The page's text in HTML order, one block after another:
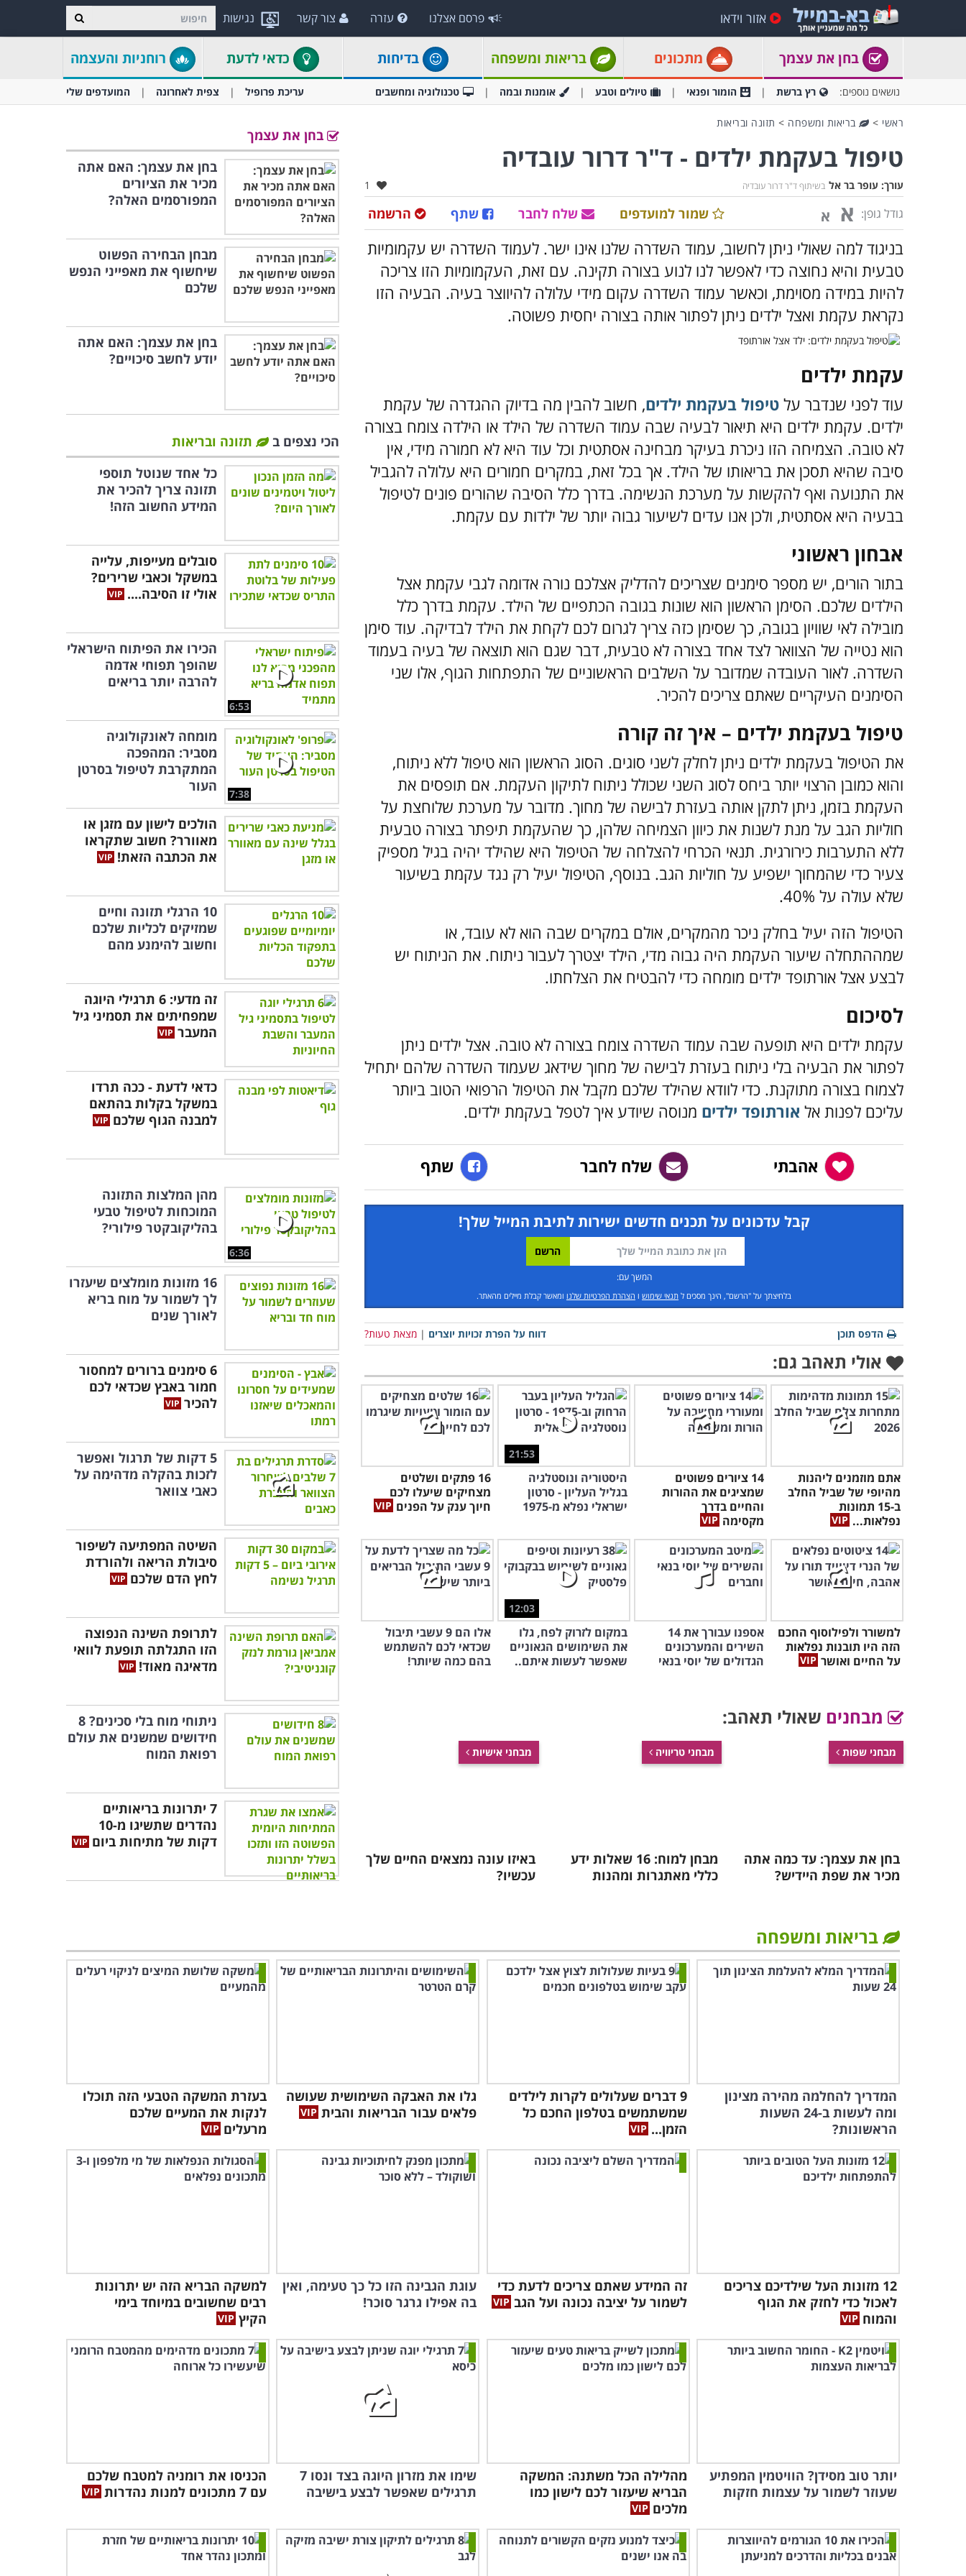
נגישות אזור וידאו פרסם אצלנו עזרה צור קשר
בחן את עצמך מתכונים בריאות ומשפחה בדיחות כדאי לדעת רוחניות והעצמה
נושאים נוספים: רץ ברשת הומור ופנאי טיולים וטבע אומנות ובמה טכנולוגיה ומחשבים עריכת פרופיל צפית לאחרונה המועדפים שלי
ראשי > בריאות ומשפחה > תזונה ובריאות
טיפול בעקמת ילדים - ד"ר דרור עובדיה
בשיתוף ד"ר דרור עובדיה עורך: עופר בר אל אהבו:1
גודל גופן: א א הרשמה שתף שלח לחבר שמור למועדפים
בניגוד למה שאולי ניתן לחשוב, עמוד השדרה שלנו אינו ישר. לעמוד השדרה יש עקמומיות
טבעית והיא נחוצה כדי לאפשר לנו לנוע בצורה תקינה. עם זאת, העקמומיות הזו צריכה
להיות במידה מסוימת, וכאשר עמוד השדרה עקום מידי עלולה להיווצר בעיה. הבעיה הזו
נקראת עקמת ואצל ילדים ניתן לפתור אותה בצורה יחסית פשוטה.
עקמת ילדים
עוד לפני שנדבר עלטיפול בעקמת ילדים, חשוב להבין מה בדיוק ההגדרה של עקמת
ילדים. עקמת ילדים היא תיאור לבעיה שבה עמוד השדרה של הילד או הילדה צומח בצורה
לא טובה. הצמיחה הזו ניכרת בעיקר מבחינה אסתטית וכל עוד היא לא חמורה מידי, אין
סיבה שהיא תסכן את בריאותו של הילד. אך בכל זאת, במקרים חמורים היא עלולה להגביל
את התנועה ואף להקשות על מערכת הנשימה. בדרך כלל הסיבה שהורים פונים לטיפול
בבעיה היא אסתטית, ולכן אנו עדים לשיעור גבוה יותר של ילדות עם עקמת.
אבחון ראשוני
בתור הורים, יש מספר סימנים שצריכים להדליק אצלכם נורה אדומה לגבי עקמת אצל
הילדים שלכם. הסימן הראשון הוא שונות בגובה הכתפיים של הילד. עקמת בדרך כלל
מובילה לאי שוויון בגובה, כך שסימן כזה צריך לגרום לכם לקחת את הילד לבדיקה. עוד סימן
הוא נטייה של הצוואר לצד אחד בצורה לא טבעית, דבר שגם הוא תוצאה של בעיה בעמוד
השדרה. לאור העובדה שמדובר על השלבים הראשוניים של התפתחות הגוף, אלו שני
הסימנים העיקריים שאתם צריכים להכיר.
טיפול בעקמת ילדים – איך זה קורה
את הטיפול בעקמת ילדים ניתן לחלק לשני סוגים. הסוג הראשון הוא טיפול ללא ניתוח,
והוא כמובן הרצוי יותר ביחס לסוג השני שכולל ניתוח לתיקון העקמת. אם תופסים את
העקמת בזמן, ניתן לתקן אותה בעזרת לבישה של מחוך. מדובר על מערכת שלוחצת על
חוליות הגב על מנת לשנות את כיוון הצמיחה שלהן, כך שהעקמת תיפתר בצורה טבעית
ללא התערבות כירורגית. תנאי הכרחי להצלחה של הטיפול היא שהילד יהיה בגיל מספיק
צעיר כדי שהמחוך ישפיע על חוליות הגב. בנוסף, הטיפול יעיל רק נגד עקמת בשיעור
שלא עולה על 40%.
הטיפול הזה יעיל בחלק ניכר מהמקרים, אולם במקרים שבה הוא לא עובד, או
שמההתחלה שיעור העקמת היה גבוה מדי, הילד יצטרך לעבור ניתוח. את הניתוח יש
לבצע אצל אורתופד ילדים מומחה כדי להבטיח את הצלחתו.
לסיכום
עקמת ילדים היא תופעה שבה עמוד השדרה צומח בצורה לא טובה. אצל ילדים ניתן
לפתור את הבעיה בלי ניתוח בעזרת לבישה של מחוך שידאג שעמוד השדרה שלהם יתחיל
לצמוח בצורה מתוקנת. כדי לוודא שהילד שלכם מקבל את הטיפול הרפואי הטוב ביותר
עליכם לפנות אל אורתופד ילדים מנוסה שיודע איך לטפל בעקמת ילדים.
אהבתי שלח לחבר שתף
קבל עדכונים על תכנים חדשים ישירות לתיבת המייל שלך!
המשך עם:
בלחיצתך על "הרשם", הינך מסכים ל תנאי שימוש ו הצהרת הפרטיות שלנו ומאשר קבלת מיילים מהאתר.
דווח על הפרת זכויות יוצרים | מצאת טעות? הדפס תוכן
אולי תאהב גם:
אתם מוזמנים ליהנות
מהיופי של שביל החלב
ב-15 תמונות
נפלאות...
14 ציורים פשוטים
שמציגים את ההורות
והחיים בדרך
מקסימה
21:53
היסטוריה ונוסטלגיה
בגליל העליון - סרטון
ישראלי נפלא מ-1975
16 פתקים ושלטים
מצחיקים שיעלו לכם
חיוך ענק על הפנים
למשורר ולפילוסוף החכם
הזה היו תובנות נפלאות
על החיים ואושר
אספנו עבורך את 14
השירים והמערכונים
הגדולים של יוסי בנאי
12:03
במקום לזרוק לפח, גלו
את השימושים הגאוניים
שאפשר לעשות איתם..
אלו הם 9 עשבי תיבול
שכדאי לכם להשתמש
בהם כמה שיותר!
מבחנים שאולי תאהב:
מבחני שפות
בחן את עצמך: עד כמה אתה
מכיר את שפת היידיש?
מבחני טריוויה
מבחן למוח: 16 שאלות ידע
כללי מאתגרות ומהנות
מבחני אישיות
באיזו עונה נמצאים החיים שלך
עכשיו?
בחן את עצמך
בחן את עצמך: האם אתה
מכיר את הציורים
המפורסמים האלה?
מבחן הבחירה הפשוט
שיחשוף את מאפייני הנפש
שלכם
בחן את עצמך: האם אתה
יודע לחשב סיכויים?
הכי נצפים ב
תזונה ובריאות
כל אחד שנוטל תוספי
תזונה צריך להכיר את
המידע החשוב הזה!
סובלים מעייפות, עלייה
במשקל וכאבי שרירים?
אולי זו הסיבה....
6:53
הכירו את הפיתוח הישראלי
שהופך תפוחי אדמה
להרבה יותר בריאים
7:38
מומחה לאונקולוגיה
מסביר: המהפכה
המתקרבת לטיפול בסרטן
העור
הולכים לישון עם מזגן או
מאוורר? חשוב שתקראו
את הכתבה הזאת!
10 הרגלי תזונה וחיים
שמזיקים לכליות שלכם
וחשוב להימנע מהם
זה מדעי: 6 תרגילי היוגה
שמפחיתים את תסמיני גיל
המעבר
כדאי לדעת - ככה תרדו
במשקל בקלות בהתאם
למבנה הגוף שלכם
6:36
מהן המלצות התזונה
המוכחות לטיפול טבעי
בהליקובקטר פילורי?
16 מזונות מומלצים שיעזרו
לך לשמור על מוח בריא
לאורך שנים
6 סימנים ברורים למחסור
חמור באבץ שכדאי לכם
להכיר
5 דקות של תרגול ואפשר
לזכות בהקלה מדהימה על
כאבי צוואר
השיטה המפתיעה לשיפור
סיבולת הריאה ולהורדת
לחץ הדם שלכם
לתרופת השינה הנפוצה
הזו התגלתה תופעת לוואי
מדאיגה מאוד!
ניתוחי מוח בלי סכינים? 8
חידושים שמשנים את עולם
רפואת המוח
7 יתרונות בריאותיים
נהדרים שתשיגו מ-10
דקות של מתיחות ביום
בריאות ומשפחה
המדריך להחלמה מהירה מצינון
ומה לעשות ב-24 השעות
הראשונות?
9 דברים שעלולים לקרות לילדים
שמשתמשים בטלפון החכם כל
הזמן...
גלו את האבקה השימושית שעושה
פלאים עבור הבריאות והבית
בעזרת המשקה הטבעי הזה תוכלו
לנקות את המעיים שלכם
מרעלים
12 מזונות העל שילדיכם צריכים
לאכול כדי לחזק את הגוף
והמוח
זה המידע שאתם צריכים לדעת כדי
לשמור על יציבה נכונה ועל הגב
עוגת הגבינה הזו כל כך טעימה, ואין
בה אפילו גרגר סוכר!
למשקה הבריא הזה יש יתרונות
רבים שחשובים במיוחד בימי
הקיץ
יותר טוב מסידן? הוויטמין המפתיע
שעוזר לשמור על עצמות חזקות
מהלילה הכל משתנה: המשקה
הבריא שיעזור לכם לישון כמו
מלכים
שימו את מזרון היוגה בצד ונסו 7
תרגילים שאפשר לבצע בישיבה
הכניסו את רומניה למטבח שלכם
עם 7 מתכונים למנות נהדרות